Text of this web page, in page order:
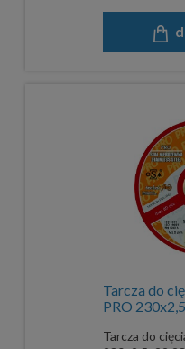
Tarcza do
PRO
Tarcza do